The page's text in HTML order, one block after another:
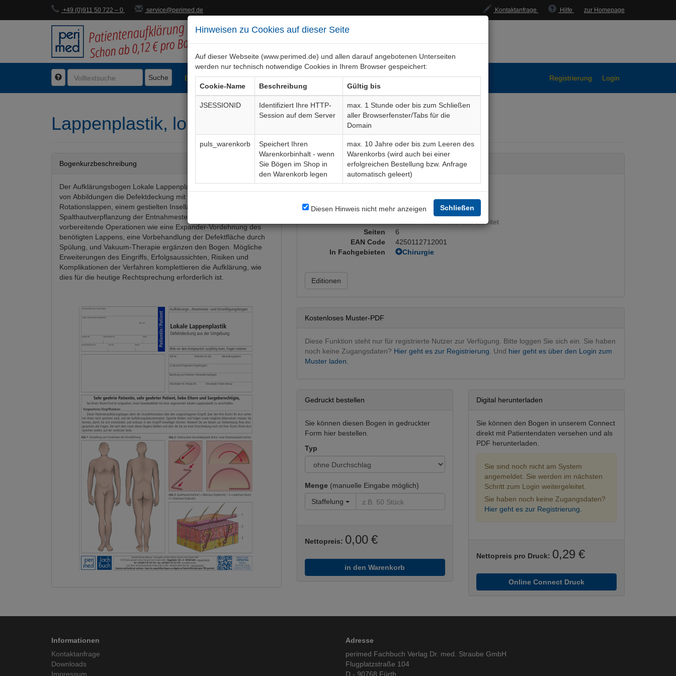
+49 (0)911 50 722 – 0 service@perimed.de Kontaktanfrage Hilfe zur Homepage
Suche BogenFachgebiete Bogen-Gesamtübersicht Registrierung Login
Hinweisen zu Cookies auf dieser Seite
Auf dieser Webseite (www.perimed.de) und allen darauf angebotenen Unterseiten
werden nur technisch notwendige Cookies in Ihrem Browser gespeichert:
Cookie-Name Beschreibung
Gültig bis
JSESSIONID
Identifiziert Ihre HTTP-
Session auf dem Server
max. 1 Stunde oder bis zum Schließen
aller Browserfenster/Tabs für die
Domain
puls_warenkorb
Speichert Ihren
Warenkorbinhalt - wenn
Sie Bögen im Shop in
den Warenkorb legen
max. 10 Jahre oder bis zum Leeren des
Warenkorbs (wird auch bei einer
erfolgreichen Bestellung bzw. Anfrage
automatisch geleert)
Diesen Hinweis nicht mehr anzeigen Schließen
Lappenplastik, lokal ChPl037De
Bogenkurzbeschreibung
Der Aufklärungsbogen Lokale Lappenplastik beschreibt anhand
von Abbildungen die Defektdeckung mit Verschiebe-, Schwenk-,
Rotationslappen, einem gestielten Insellappen und ggfs. eine
Spalthautverpflanzung der Entnahmestelle. Evt. notwendige
vorbereitende Operationen wie eine Expander-Vordehnung des
benötigten Lappens, eine Vorbehandlung der Defektfläche durch
Spülung, und Vakuum-Therapie ergänzen den Bogen. Mögliche
Erweiterungen des Eingriffs, Erfolgsaussichten, Risiken und
Komplikationen der Verfahren komplettieren die Aufklärung, wie
dies für die heutige Rechtsprechung erforderlich ist.
Bogendetails
Aktuelle Edition
03-24-09
Risiken wurden neu überarbeitet
Seiten
6
EAN Code
4250112712001
In Fachgebieten
Chirurgie
Editionen
Kostenloses Muster-PDF
Diese Funktion steht nur für registrierte Nutzer zur Verfügung. Bitte loggen Sie sich ein. Sie haben
noch keine Zugangsdaten? Hier geht es zur Registrierung. Und hier geht es über den Login zum
Muster laden.
Gedruckt bestellen
Sie können diesen Bogen in gedruckter
Form hier bestellen.
Typ
Menge (manuelle Eingabe möglich)
Staffelung
Nettopreis: 0,00 €
in den Warenkorb
Digital herunterladen
Sie können den Bogen in unserem Connect
direkt mit Patientendaten versehen und als
PDF herunterladen.
Sie sind noch nicht am System
angemeldet. Sie werden im nächsten
Schritt zum Login weitergeleitet.
Sie haben noch keine Zugangsdaten?
Hier geht es zur Registrierung.
Nettopreis pro Druck: 0,29 €
Online Connect Druck
Informationen
Kontaktanfrage
Downloads
Impressum
Adresse
perimed Fachbuch Verlag Dr. med. Straube GmbH
Flugplatzstraße 104
D - 90768 Fürth